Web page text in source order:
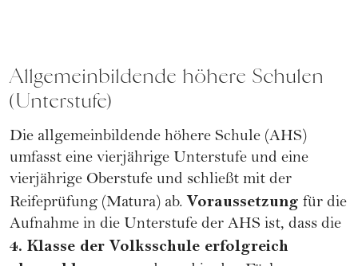
Allgemeinbildende höhere Schulen
(Unterstufe)
Die allgemeinbildende höhere Schule (AHS)
umfasst eine vierjährige Unterstufe und eine
vierjährige Oberstufe und schließt mit der
Reifeprüfung (Matura) ab. Voraussetzung für die
Aufnahme in die Unterstufe der AHS ist, dass die
4. Klasse der Volksschule erfolgreich